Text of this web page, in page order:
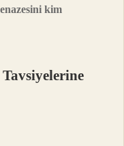
kim